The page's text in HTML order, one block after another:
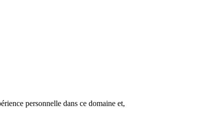
personnelle dans ce domaine et,